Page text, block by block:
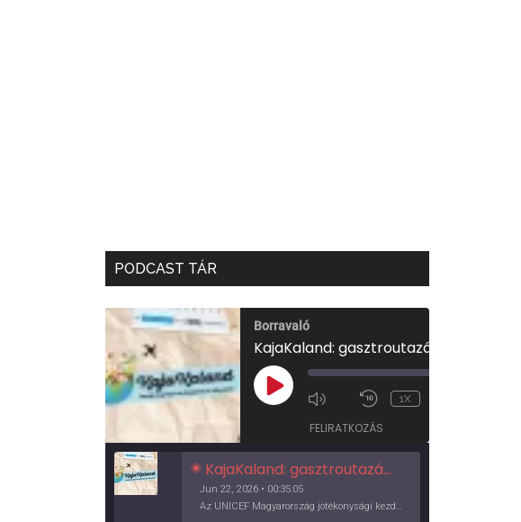
PODCAST TÁR
Borravaló
PLAY
EPISODE
1X
FELIRATKOZÁS
KajaKaland: gasztroutazás a föld körül
Jun 22, 2026 • 00:35:05
Az UNICEF Magyarország jótékonysági kezdeményezése izgalmas, egész éves világkörüli ízutazásra hív, igazi családi program és gasztroedukáció, illetve segítség a rászorulóknak is egyben.